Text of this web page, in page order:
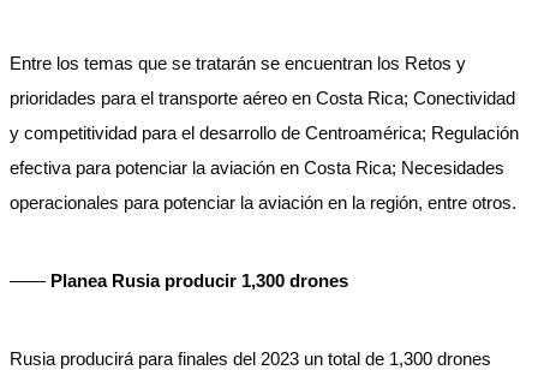
Entre los temas que se tratarán se encuentran los Retos y
prioridades para el transporte aéreo en Costa Rica; Conectividad
y competitividad para el desarrollo de Centroamérica; Regulación
efectiva para potenciar la aviación en Costa Rica; Necesidades
operacionales para potenciar la aviación en la región, entre otros.
—— Planea Rusia producir 1,300 drones
Rusia producirá para finales del 2023 un total de 1,300 drones